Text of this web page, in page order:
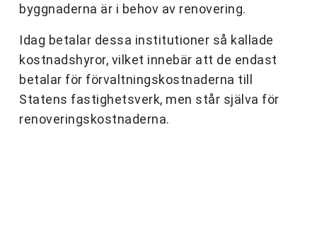
byggnaderna är i behov av renovering.
Idag betalar dessa institutioner så kallade
kostnadshyror, vilket innebär att de endast
betalar för förvaltningskostnaderna till
Statens fastighetsverk, men står själva för
renoveringskostnaderna.